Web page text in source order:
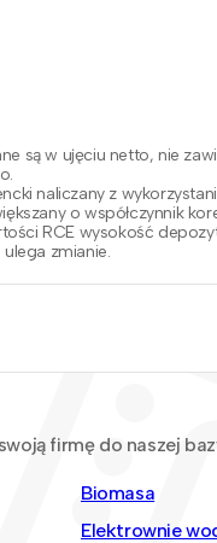
są w ujęciu netto, nie
naliczany z
o współczynnik
RCE wysokość
zmianie.
firmę do naszej
Biomasa
Elektrownie